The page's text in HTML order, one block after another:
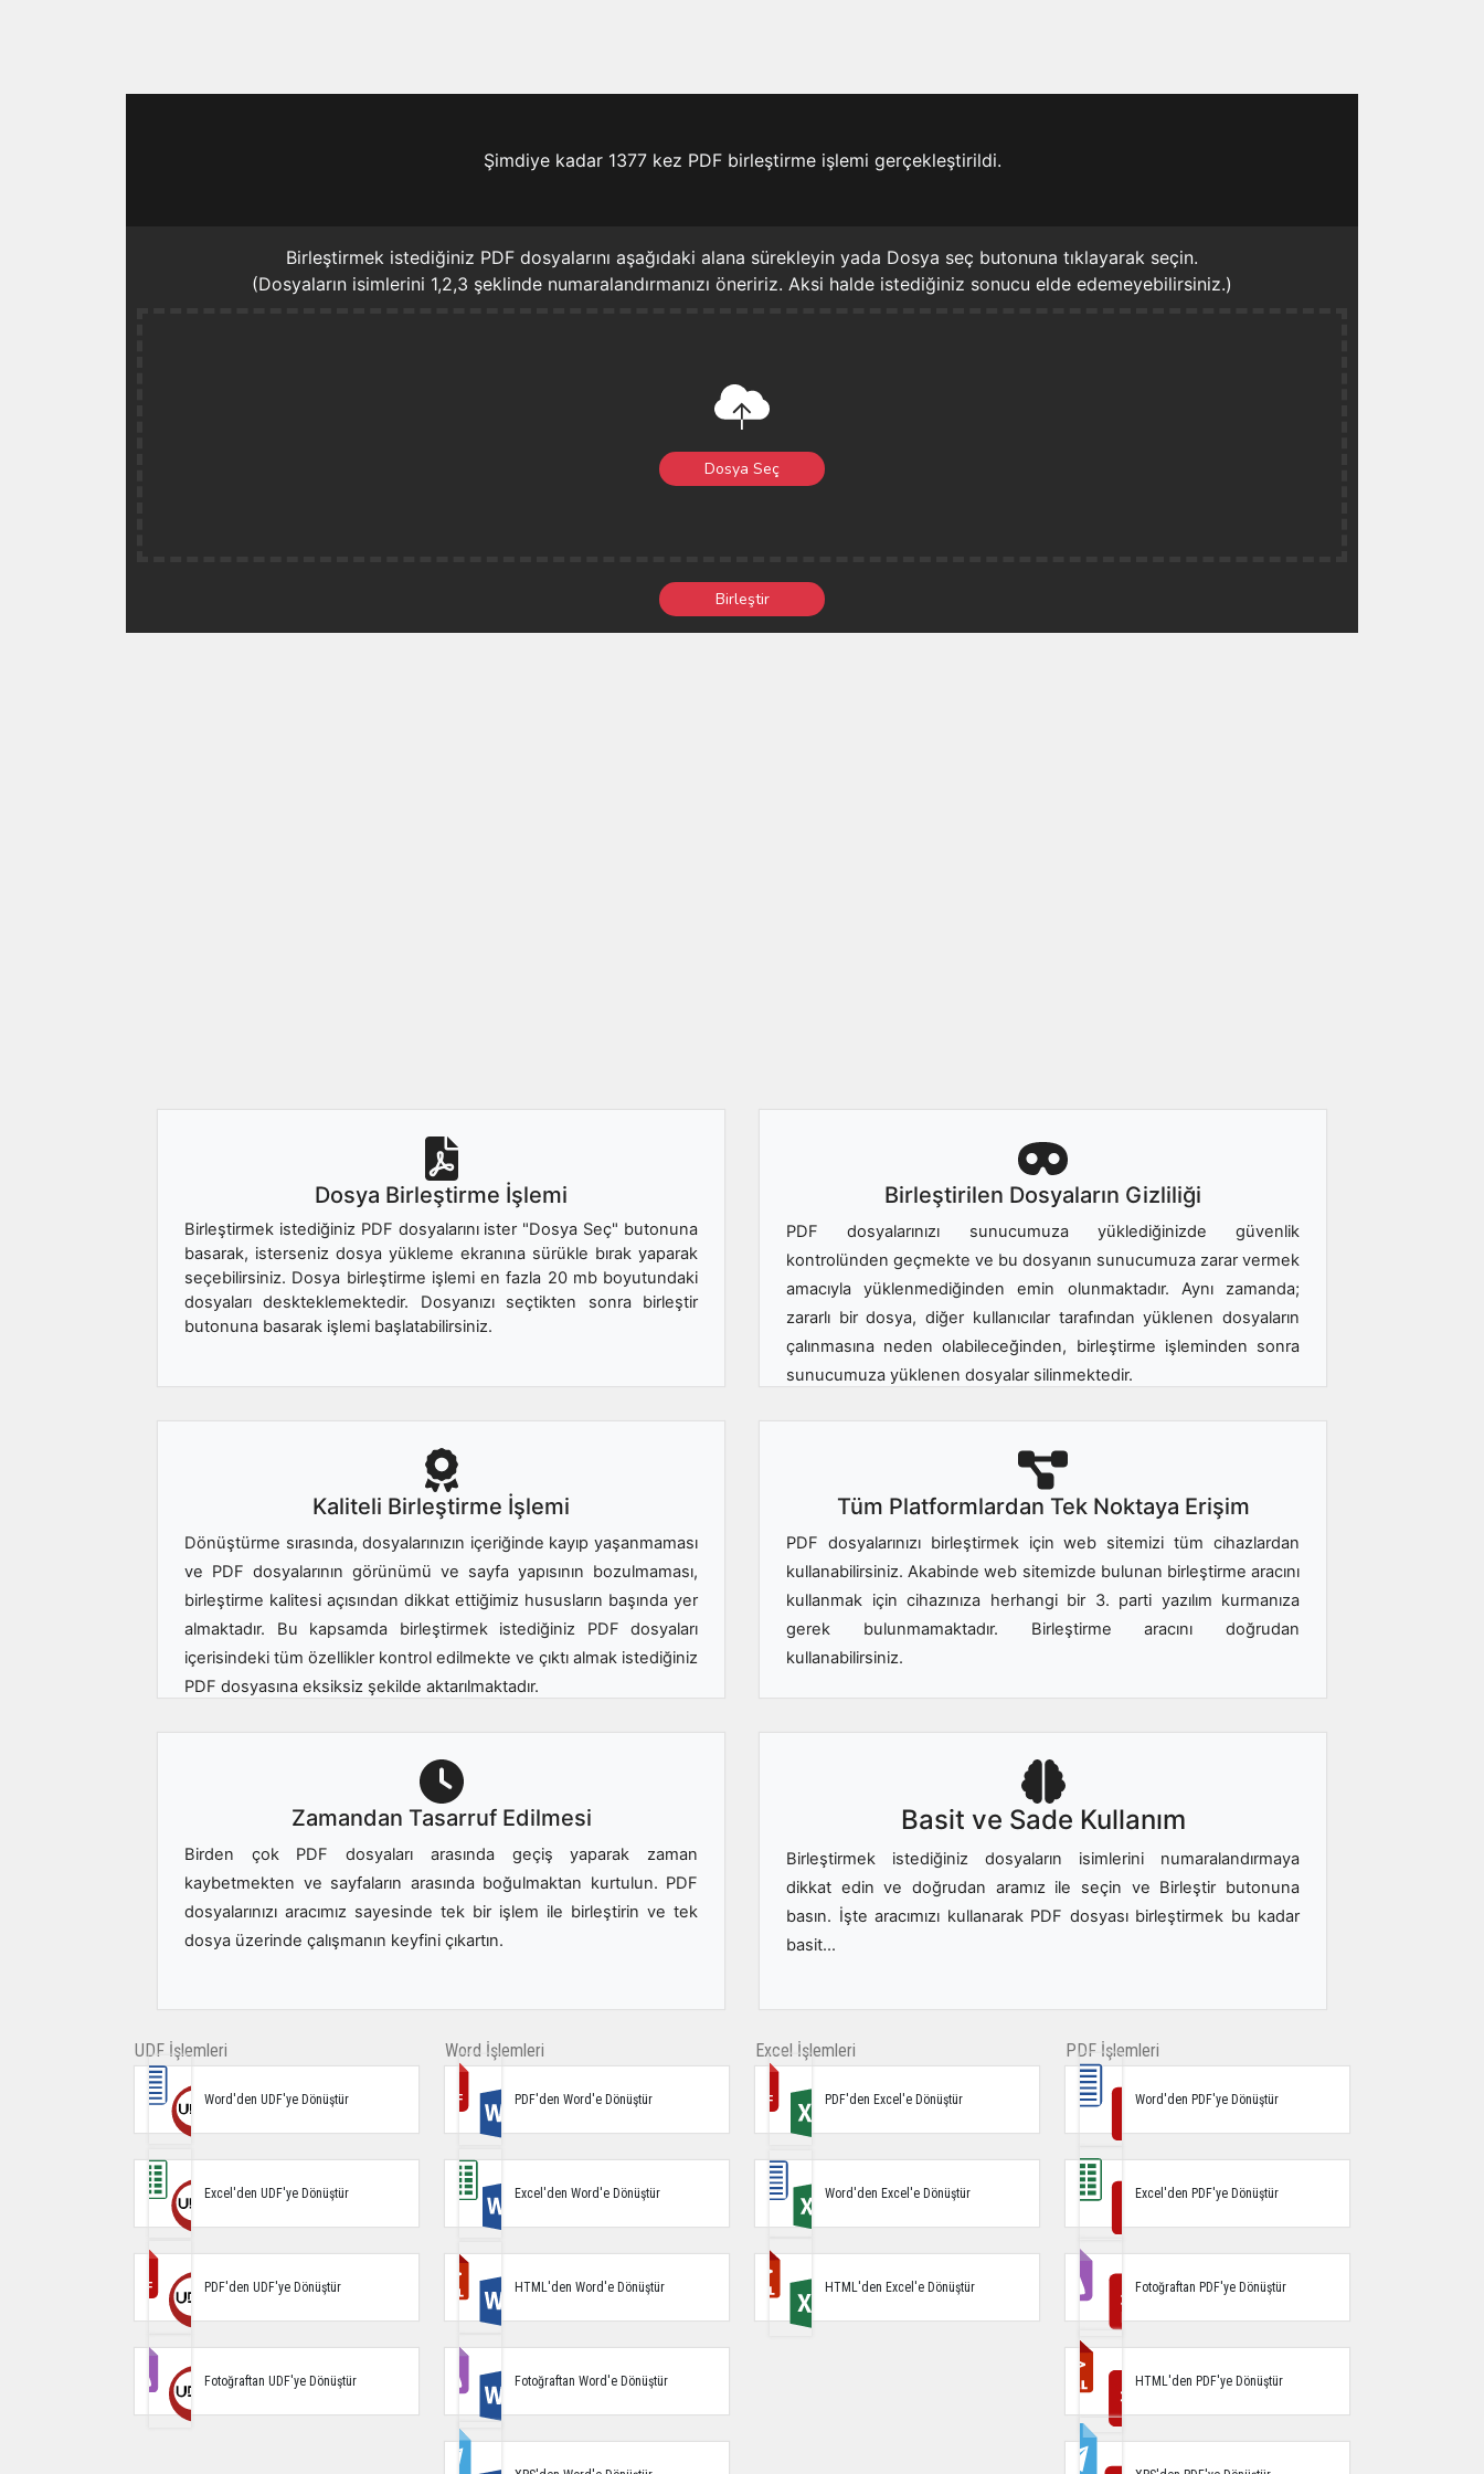
Şimdiye kadar 1377 kez PDF birleştirme işlemi gerçekleştirildi.
Birleştirmek istediğiniz PDF dosyalarını aşağıdaki alana sürekleyin yada Dosya seç butonuna tıklayarak seçin.
(Dosyaların isimlerini 1,2,3 şeklinde numaralandırmanızı öneririz. Aksi halde istediğiniz sonucu elde edemeyebilirsiniz.)
Dosya Birleştirme İşlemi
Birleştirmek istediğiniz PDF dosyalarını ister "Dosya Seç" butonuna
basarak, isterseniz dosya yükleme ekranına sürükle bırak yaparak
seçebilirsiniz. Dosya birleştirme işlemi en fazla 20 mb boyutundaki
dosyaları deskteklemektedir. Dosyanızı seçtikten sonra birleştir
butonuna basarak işlemi başlatabilirsiniz.
Birleştirilen Dosyaların Gizliliği
PDF dosyalarınızı sunucumuza yüklediğinizde güvenlik
kontrolünden geçmekte ve bu dosyanın sunucumuza zarar vermek
amacıyla yüklenmediğinden emin olunmaktadır. Aynı zamanda;
zararlı bir dosya, diğer kullanıcılar tarafından yüklenen dosyaların
çalınmasına neden olabileceğinden, birleştirme işleminden sonra
sunucumuza yüklenen dosyalar silinmektedir.
Kaliteli Birleştirme İşlemi
Dönüştürme sırasında, dosyalarınızın içeriğinde kayıp yaşanmaması
ve PDF dosyalarının görünümü ve sayfa yapısının bozulmaması,
birleştirme kalitesi açısından dikkat ettiğimiz hususların başında yer
almaktadır. Bu kapsamda birleştirmek istediğiniz PDF dosyaları
içerisindeki tüm özellikler kontrol edilmekte ve çıktı almak istediğiniz
PDF dosyasına eksiksiz şekilde aktarılmaktadır.
Tüm Platformlardan Tek Noktaya Erişim
PDF dosyalarınızı birleştirmek için web sitemizi tüm cihazlardan
kullanabilirsiniz. Akabinde web sitemizde bulunan birleştirme aracını
kullanmak için cihazınıza herhangi bir 3. parti yazılım kurmanıza
gerek bulunmamaktadır. Birleştirme aracını doğrudan
kullanabilirsiniz.
Zamandan Tasarruf Edilmesi
Birden çok PDF dosyaları arasında geçiş yaparak zaman
kaybetmekten ve sayfaların arasında boğulmaktan kurtulun. PDF
dosyalarınızı aracımız sayesinde tek bir işlem ile birleştirin ve tek
dosya üzerinde çalışmanın keyfini çıkartın.
Basit ve Sade Kullanım
Birleştirmek istediğiniz dosyaların isimlerini numaralandırmaya
dikkat edin ve doğrudan aramız ile seçin ve Birleştir butonuna
basın. İşte aracımızı kullanarak PDF dosyası birleştirmek bu kadar
basit...
UDF İşlemleri
Word'den UDF'ye Dönüştür
Excel'den UDF'ye Dönüştür
PDF'den UDF'ye Dönüştür
Fotoğraftan UDF'ye Dönüştür
Word İşlemleri
PDF'den Word'e Dönüştür
Excel'den Word'e Dönüştür
HTML'den Word'e Dönüştür
Fotoğraftan Word'e Dönüştür
Excel İşlemleri
PDF'den Excel'e Dönüştür
Word'den Excel'e Dönüştür
HTML'den Excel'e Dönüştür
PDF İşlemleri
Word'den PDF'ye Dönüştür
Excel'den PDF'ye Dönüştür
Fotoğraftan PDF'ye Dönüştür
HTML'den PDF'ye Dönüştür